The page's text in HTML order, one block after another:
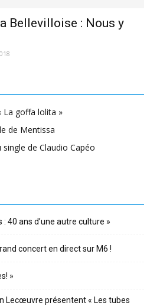
Bellevilloise : Nous y
La goffa lolita »
de Mentissa
single de Claudio Capéo
: 40 ans d’une autre culture »
concert en direct sur M6 !
»
Lecœuvre présentent « Les tubes